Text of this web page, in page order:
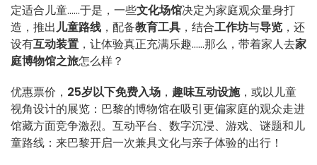
定适合儿童……于是，一些文化场馆决定为家庭观众量身打
造，推出儿童路线 ，配备教育工具 ，结合工作坊与导览 ，还
设有互动装置 ，让体验真正充满乐趣……那么，带着家人去家
庭博物馆之旅怎么样？
优惠票价， 25岁以下免费入场 ， 趣味互动设施，或以儿童
视角设计的展览：巴黎的博物馆在吸引更偏家庭的观众走进
馆藏方面竞争激烈。互动平台、数字沉浸、游戏、谜题和儿
童路线：来巴黎开启一次兼具文化与亲子体验的出行！